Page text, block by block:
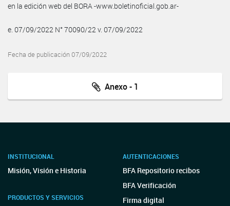
en la edición web del BORA -www.boletinoficial.gob.ar-
e. 07/09/2022 N° 70090/22 v. 07/09/2022
Fecha de publicación 07/09/2022
Anexo - 1
INSTITUCIONAL
Misión, Visión e Historia
PRODUCTOS Y SERVICIOS
AUTENTICACIONES
BFA Repositorio recibos
BFA Verificación
Firma digital